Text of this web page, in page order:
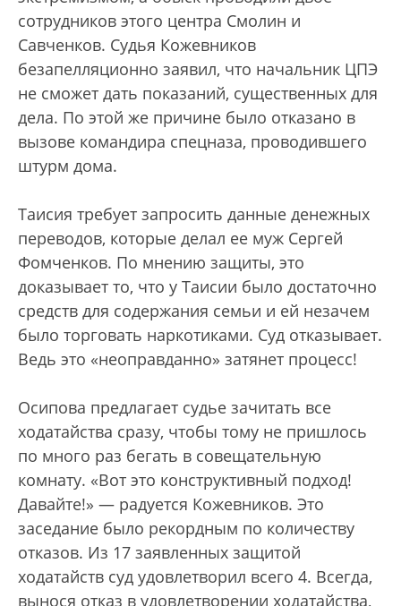
сотрудников этого центра Смолин и
Савченков. Судья Кожевников
безапелляционно заявил, что начальник ЦПЭ
не сможет дать показаний, существенных для
дела. По этой же причине было отказано в
вызове командира спецназа, проводившего
штурм дома.
Таисия требует запросить данные денежных
переводов, которые делал ее муж Сергей
Фомченков. По мнению защиты, это
доказывает то, что у Таисии было достаточно
средств для содержания семьи и ей незачем
было торговать наркотиками. Суд отказывает.
Ведь это «неоправданно» затянет процесс!
Осипова предлагает судье зачитать все
ходатайства сразу, чтобы тому не пришлось
по много раз бегать в совещательную
комнату. «Вот это конструктивный подход!
Давайте!» — радуется Кожевников. Это
заседание было рекордным по количеству
отказов. Из 17 заявленных защитой
ходатайств суд удовлетворил всего 4. Всегда,
вынося отказ в удовлетворении ходатайства,